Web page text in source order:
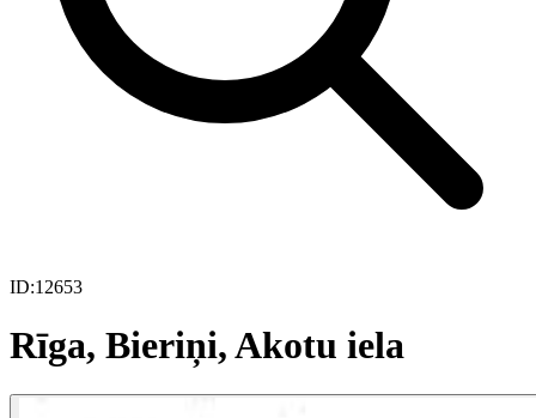
ID:12653
Rīga, Bieriņi, Akotu iela